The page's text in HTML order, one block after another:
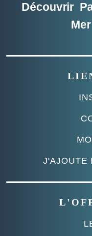
Découvrir
J'AJOUTE